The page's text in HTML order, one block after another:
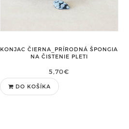
KONJAC ČIERNA_PRÍRODNÁ ŠPONGIA
NA ČISTENIE PLETI
5,70€
DO KOŠÍKA